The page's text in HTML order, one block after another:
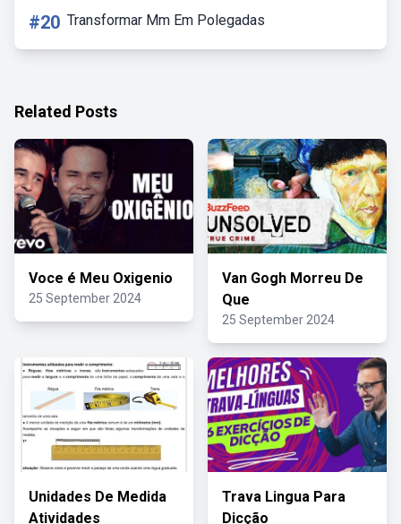
#20 Transformar Mm Em Polegadas
Related Posts
Voce é Meu Oxigenio
25 September 2024
Van Gogh Morreu De
Que
25 September 2024
Unidades De Medida
Atividades
Trava Lingua Para
Dicção